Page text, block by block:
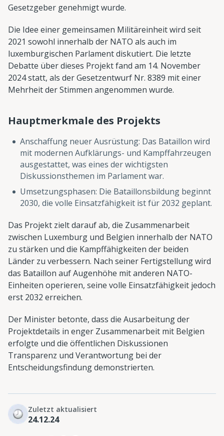
Gesetzgeber genehmigt wurde.
Die Idee einer gemeinsamen Militäreinheit wird seit
2021 sowohl innerhalb der NATO als auch im
luxemburgischen Parlament diskutiert. Die letzte
Debatte über dieses Projekt fand am 14. November
2024 statt, als der Gesetzentwurf Nr. 8389 mit einer
Mehrheit der Stimmen angenommen wurde.
Hauptmerkmale des Projekts
Anschaffung neuer Ausrüstung: Das Bataillon wird
mit modernen Aufklärungs- und Kampffahrzeugen
ausgestattet, was eines der wichtigsten
Diskussionsthemen im Parlament war.
Umsetzungsphasen: Die Bataillonsbildung beginnt
2030, die volle Einsatzfähigkeit ist für 2032 geplant.
Das Projekt zielt darauf ab, die Zusammenarbeit
zwischen Luxemburg und Belgien innerhalb der NATO
zu stärken und die Kampffähigkeiten der beiden
Länder zu verbessern. Nach seiner Fertigstellung wird
das Bataillon auf Augenhöhe mit anderen NATO-
Einheiten operieren, seine volle Einsatzfähigkeit jedoch
erst 2032 erreichen.
Der Minister betonte, dass die Ausarbeitung der
Projektdetails in enger Zusammenarbeit mit Belgien
erfolgte und die öffentlichen Diskussionen
Transparenz und Verantwortung bei der
Entscheidungsfindung demonstrierten.
Zuletzt aktualisiert
24.12.24